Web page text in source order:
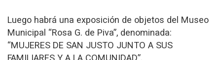
Luego habrá una exposición de objetos del Museo
Municipal “Rosa G. de Piva”, denominada:
“MUJERES DE SAN JUSTO JUNTO A SUS
FAMILIARES Y A LA COMUNIDAD”.